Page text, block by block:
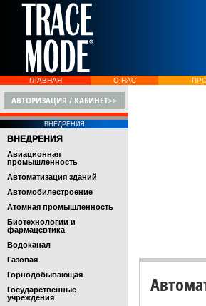
ГЛАВНАЯ О НАС
АВТОРИЗАЦИЯ / КАБИНЕТ>>
ВНЕДРЕНИЯ
ВНЕДРЕНИЯ
Авиационная
промышленность
Автоматизация зданий
Автомобилестроение
Атомная промышленность
Биотехнологии и
фармацевтика
Водоканал
Газовая
Горнодобывающая
Государственные
учреждения